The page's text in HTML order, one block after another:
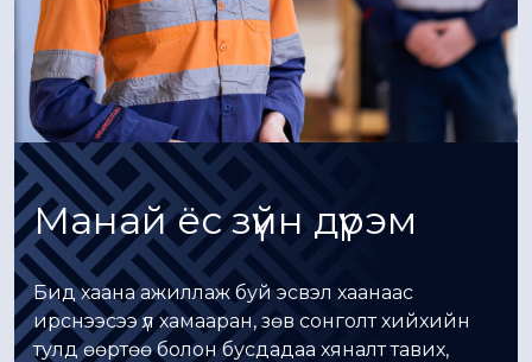
Манай ёс зүйн дүрэм
Бид хаана ажиллаж буй эсвэл хаанаас
ирснээсээ үл хамааран, зөв сонголт хийхийн
тулд өөртөө болон бусдадаа хяналт тавих,